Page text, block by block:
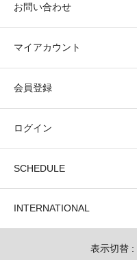
お問い合わせ
マイアカウント
会員登録
ログイン
SCHEDULE
INTERNATIONAL
表示切替 :